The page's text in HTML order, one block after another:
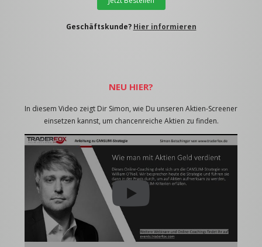
Geschäftskunde? Hier informieren
NEU HIER?
In diesem Video zeigt Dir Simon, wie Du unseren Aktien-Screener
einsetzen kannst, um chancenreiche Aktien zu finden.